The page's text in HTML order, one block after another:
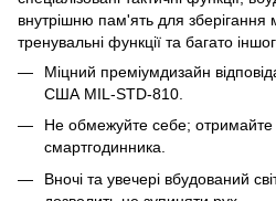
внутрішню пам'ять для зберігання
тренувальні функції та багато
Міцний преміумдизайн
США MIL-STD-810.
Не обмежуйте себе; отримайте
смартгодинника.
Вночі та увечері вбудований